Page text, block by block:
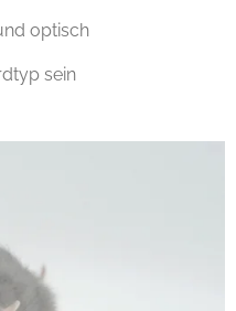
optisch
sein